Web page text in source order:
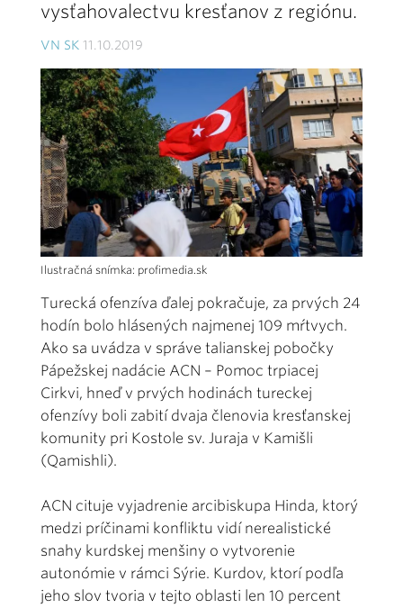
vysťahovalectvu kresťanov z regiónu.
VN SK 11.10.2019
Ilustračná snímka: profimedia.sk
Turecká ofenzíva ďalej pokračuje, za prvých 24
hodín bolo hlásených najmenej 109 mŕtvych.
Ako sa uvádza v správe talianskej pobočky
Pápežskej nadácie ACN – Pomoc trpiacej
Cirkvi, hneď v prvých hodinách tureckej
ofenzívy boli zabití dvaja členovia kresťanskej
komunity pri Kostole sv. Juraja v Kamišli
(Qamishli).
ACN cituje vyjadrenie arcibiskupa Hinda, ktorý
medzi príčinami konfliktu vidí nerealistické
snahy kurdskej menšiny o vytvorenie
autonómie v rámci Sýrie. Kurdov, ktorí podľa
jeho slov tvoria v tejto oblasti len 10 percent